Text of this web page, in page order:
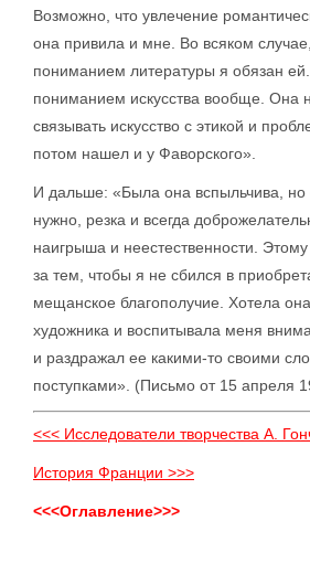
Возможно, что увлечение
она привила и мне. Во всяком
пониманием литературы я обязан
пониманием искусства вообще. Она
связывать искусство с этикой и
потом нашел и у Фаворского».
И дальше: «Была она вспыльчива, но
нужно, резка и всегда
наигрыша и неестественности.
за тем, чтобы я не сбился в
мещанское благополучие. Хотела
художника и воспитывала меня
и раздражал ее какими-то своими
поступками». (Письмо от 15 апреля
<<< Исследователи творчества А.
История Франции >>>
<<<Оглавление>>>